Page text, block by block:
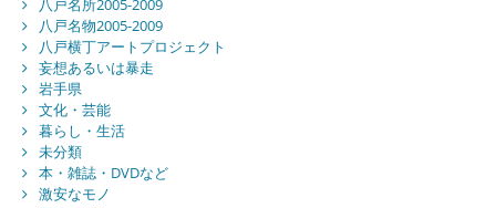
八戸名所2005-2009
八戸名物2005-2009
八戸横丁アートプロジェクト
妄想あるいは暴走
岩手県
文化・芸能
暮らし・生活
未分類
本・雑誌・DVDなど
激安なモノ